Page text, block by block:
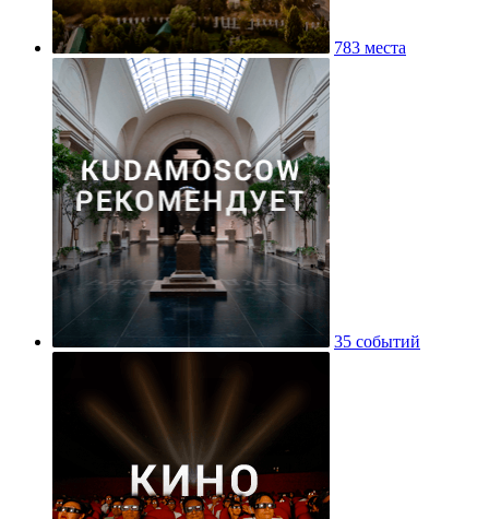
783 места
35 событий